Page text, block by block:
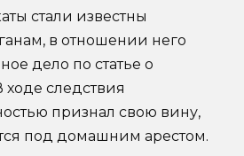
стали известны
в отношении него
дело по статье о
следствия
признал свою вину,
под домашним арестом.